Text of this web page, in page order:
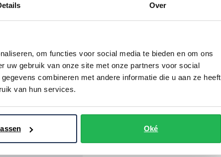
Over
om functies voor social media te bieden en om ons
uw gebruik van onze site met onze partners voor social
combineren met andere informatie die u aan ze heeft
van hun services.
Oké